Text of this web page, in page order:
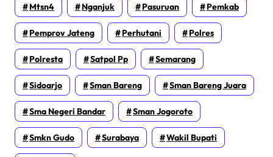
Mtsn4 Nganjuk Pasuruan Pemkab
Pemprov Jateng Perhutani Polres
Polresta Satpol Pp Semarang
Sidoarjo Sman Bareng Sman Bareng Juara
Sma Negeri Bandar Sman Jogoroto
Smkn Gudo Surabaya Wakil Bupati